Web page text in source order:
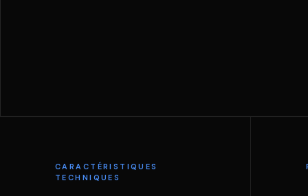
CARACTÉRISTIQUES
TECHNIQUES